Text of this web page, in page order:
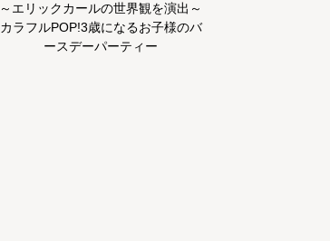
～エリックカールの世界観を演出～
カラフルPOP!3歳になるお子様のバ
ースデーパーティー